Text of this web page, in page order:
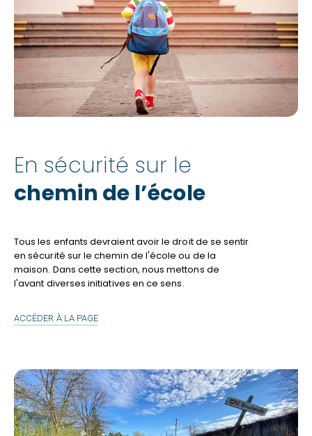
En sécurité sur le
chemin de l’école
Tous les enfants devraient avoir le droit de se sentir
en sécurité sur le chemin de l'école ou de la
maison. Dans cette section, nous mettons de
l'avant diverses initiatives en ce sens.
ACCÉDER À LA PAGEEN
CHEMIN
DE
L’ÉCOLE